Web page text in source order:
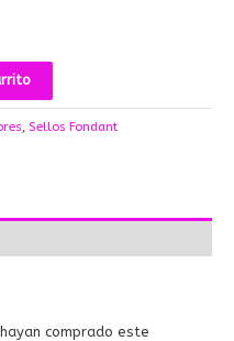
Sellos Fondant
comprado este